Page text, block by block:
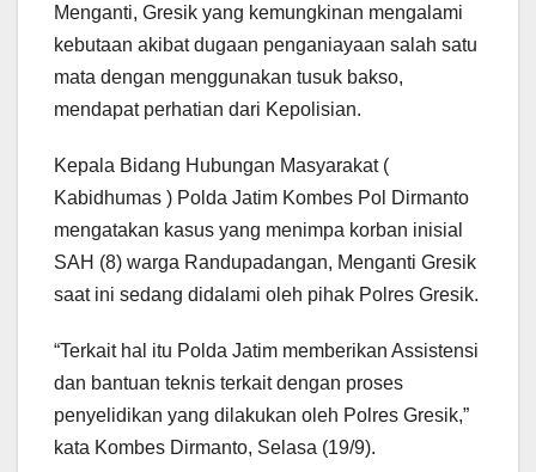
Menganti, Gresik yang kemungkinan mengalami
kebutaan akibat dugaan penganiayaan salah satu
mata dengan menggunakan tusuk bakso,
mendapat perhatian dari Kepolisian.
Kepala Bidang Hubungan Masyarakat (
Kabidhumas ) Polda Jatim Kombes Pol Dirmanto
mengatakan kasus yang menimpa korban inisial
SAH (8) warga Randupadangan, Menganti Gresik
saat ini sedang didalami oleh pihak Polres Gresik.
“Terkait hal itu Polda Jatim memberikan Assistensi
dan bantuan teknis terkait dengan proses
penyelidikan yang dilakukan oleh Polres Gresik,”
kata Kombes Dirmanto, Selasa (19/9).